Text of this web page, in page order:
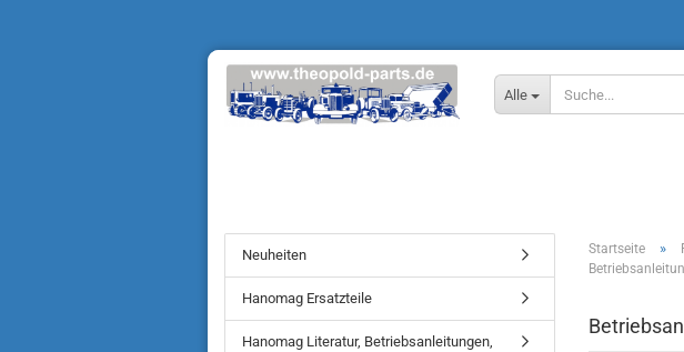
Alle
Startseite »
Neuheiten
Hanomag Ersatzteile
Hanomag Literatur, Betriebsanleitungen,